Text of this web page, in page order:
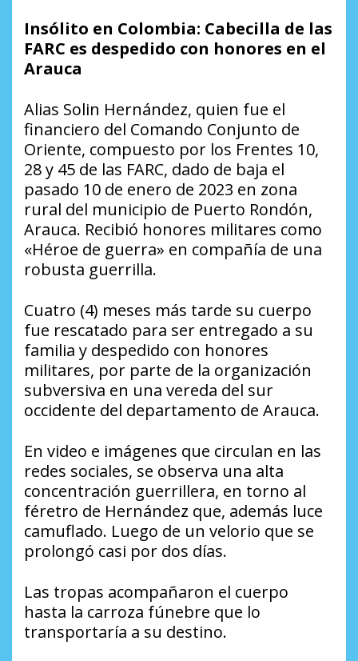
Insólito en Colombia: Cabecilla de las
FARC es despedido con honores en el
Arauca
Alias Solin Hernández, quien fue el
financiero del Comando Conjunto de
Oriente, compuesto por los Frentes 10,
28 y 45 de las FARC, dado de baja el
pasado 10 de enero de 2023 en zona
rural del municipio de Puerto Rondón,
Arauca. Recibió honores militares como
«Héroe de guerra» en compañía de una
robusta guerrilla.
Cuatro (4) meses más tarde su cuerpo
fue rescatado para ser entregado a su
familia y despedido con honores
militares, por parte de la organización
subversiva en una vereda del sur
occidente del departamento de Arauca.
En video e imágenes que circulan en las
redes sociales, se observa una alta
concentración guerrillera, en torno al
féretro de Hernández que, además luce
camuflado. Luego de un velorio que se
prolongó casi por dos días.
Las tropas acompañaron el cuerpo
hasta la carroza fúnebre que lo
transportaría a su destino.